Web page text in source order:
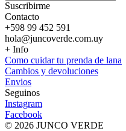
Suscribirme
Contacto
+598 99 452 591
hola@juncoverde.com.uy
+ Info
Como cuidar tu prenda de lana
Cambios y devoluciones
Envios
Seguinos
Instagram
Facebook
© 2026 JUNCO VERDE